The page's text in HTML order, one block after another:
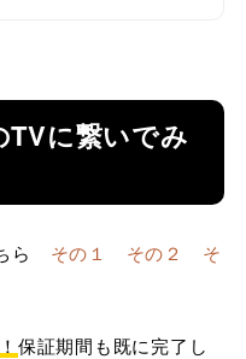
に繋いでみ
ら その１ その２
そ
保証期間も既に完了し